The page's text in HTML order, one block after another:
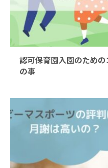
認可保育園入園のため
の事